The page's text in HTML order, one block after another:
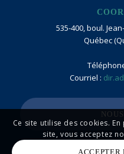
535-400, boul.
Québec
Courriel :
Ce site utilise des cookies.
site, vous acceptez
ACCEPTER